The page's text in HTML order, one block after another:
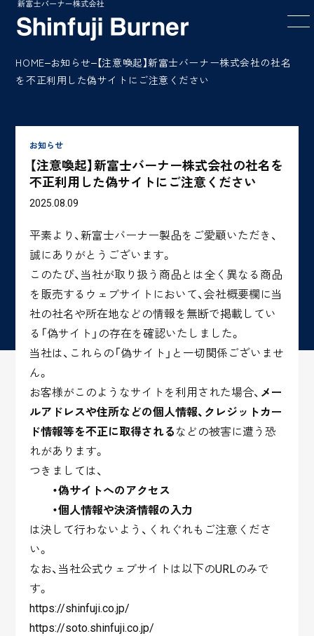
メ
HOME お知らせ 【注意喚起】新富士バーナー株式会社の社名
を不正利用した偽サイトにご注意ください
お知らせ
【注意喚起】新富士バーナー株式会社の社名を
不正利用した偽サイトにご注意ください
2025.08.09
平素より、新富士バーナー製品をご愛顧いただき、
誠にありがとうございます。
このたび、当社が取り扱う商品とは全く異なる商品
を販売するウェブサイトにおいて、会社概要欄に当
社の社名や所在地などの情報を無断で掲載してい
る「偽サイト」の存在を確認いたしました。
当社は、これらの「偽サイト」と一切関係ございませ
ん。
お客様がこのようなサイトを利用された場合、 メー
ルアドレスや住所などの個人情報、クレジットカー
ド情報等を不正に取得されるなどの被害に遭う恐
れがあります。
つきましては、
・偽サイトへのアクセス
・個人情報や決済情報の入力
は決して行わないよう、くれぐれもご注意くださ
い。
なお、当社公式ウェブサイトは以下のURLのみで
す。
https://shinfuji.co.jp/
https://soto.shinfuji.co.jp/